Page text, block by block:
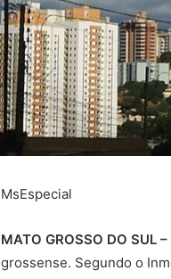
MsEspecial
MATO GROSSO DO SUL –
grossense. Segundo o